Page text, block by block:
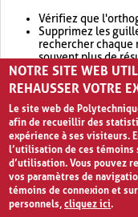
Vérifiez que
Supprimez les
rechercher chaque
souvent plus de
Envisagez d'élargir
retournera
NOTRE SITE WEB
REHAUSSER VOTRE
Le site web de
afin de recueillir des
expérience à ses visiteurs.
l’utilisation de ces témoins
d’utilisation. Vous pouvez
vos paramètres de
témoins de connexion et
personnels,cliquez ici.